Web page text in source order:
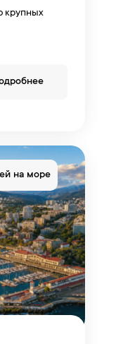
крупных
на море